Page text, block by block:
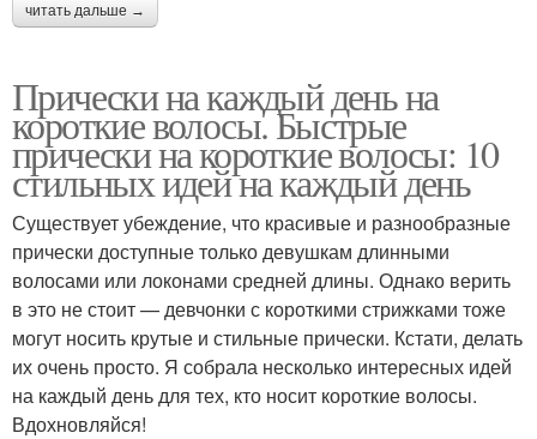
читать дальше →
Прически на каждый день на
короткие волосы. Быстрые
прически на короткие волосы: 10
стильных идей на каждый день
Существует убеждение, что красивые и разнообразные
прически доступные только девушкам длинными
волосами или локонами средней длины. Однако верить
в это не стоит — девчонки с короткими стрижками тоже
могут носить крутые и стильные прически. Кстати, делать
их очень просто. Я собрала несколько интересных идей
на каждый день для тех, кто носит короткие волосы.
Вдохновляйся!